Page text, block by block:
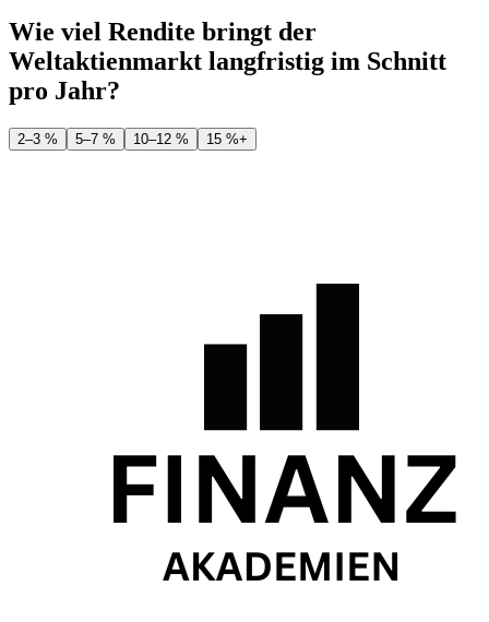
Wie viel Rendite bringt der
Weltaktienmarkt langfristig im Schnitt
pro Jahr?
2–3 % 5–7 % 10–12 % 15 %+